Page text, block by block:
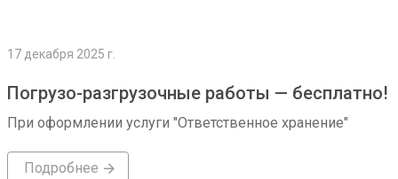
17 декабря 2025 г.
Погрузо-разгрузочные работы — бесплатно!
При оформлении услуги "Ответственное хранение"
Подробнее